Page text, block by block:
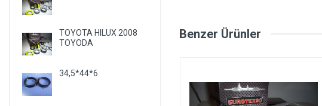
TOYOTA HILUX 2008
TOYODA
34,5*44*6
Benzer Ürünler